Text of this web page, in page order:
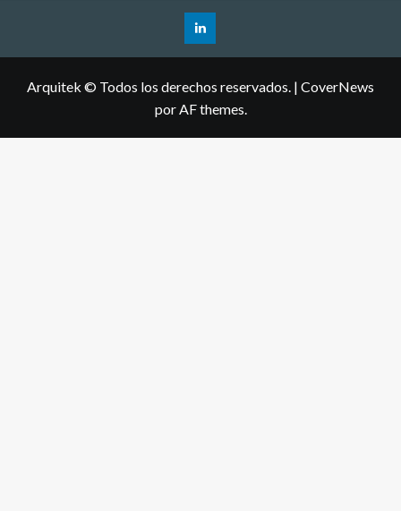
Arquitek © Todos los derechos reservados. | CoverNews
por AF themes.